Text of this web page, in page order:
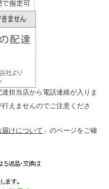
担当店から電話連絡が入りま
えませんのでご注意くださ
届けについて 」のページをご確